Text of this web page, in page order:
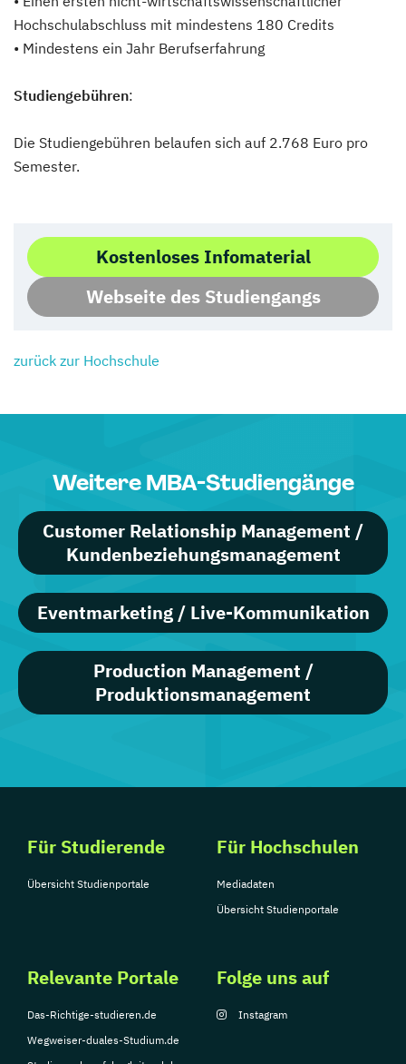
Hochschulabschluss mit mindestens 180 Credits
• Mindestens ein Jahr Berufserfahrung
Studiengebühren:
Die Studiengebühren belaufen sich auf 2.768 Euro pro
Semester.
Kostenloses Infomaterial
Webseite des Studiengangs
zurück zur Hochschule
Weitere MBA-Studiengänge
Customer Relationship Management /
Kundenbeziehungsmanagement
Eventmarketing / Live-Kommunikation
Production Management /
Produktionsmanagement
Für Studierende
Übersicht Studienportale
Für Hochschulen
Mediadaten
Übersicht Studienportale
Relevante Portale
Das-Richtige-studieren.de
Wegweiser-duales-Studium.de
Folge uns auf
Instagram